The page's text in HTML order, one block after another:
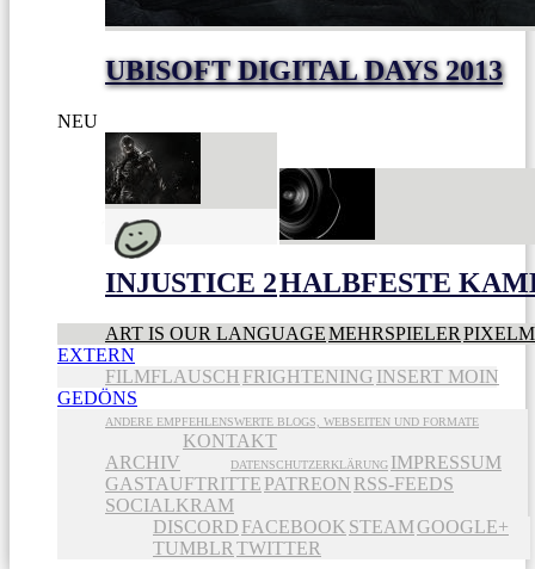
UBISOFT DIGITAL DAYS 2013
NEU
INJUSTICE 2HALBFESTE
ART IS OUR LANGUAGEMEHRSPIELER
EXTERN
FILMFLAUSCH FRIGHTENING INSERT MOIN
GEDÖNS
ANDERE EMPFEHLENSWERTE BLOGS, WEBSEITEN UND FORMATE
ARCHIV
KONTAKT
DATENSCHUTZERKLÄRUNG IMPRESSUM
GASTAUFTRITTE PATREON RSS-FEEDS
SOCIALKRAM
DISCORD FACEBOOK STEAMGOOGLE+
TUMBLR TWITTER